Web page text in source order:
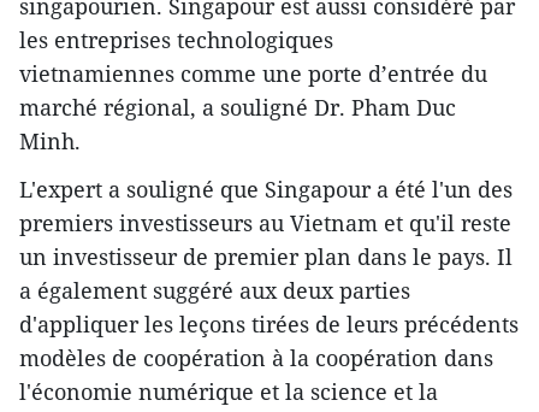
singapourien. Singapour est aussi considéré par
les entreprises technologiques
vietnamiennes comme une porte d’entrée du
marché régional, a souligné Dr. Pham Duc
Minh.
L'expert a souligné que Singapour a été l'un des
premiers investisseurs au Vietnam et qu'il reste
un investisseur de premier plan dans le pays. Il
a également suggéré aux deux parties
d'appliquer les leçons tirées de leurs précédents
modèles de coopération à la coopération dans
l'économie numérique et la science et la